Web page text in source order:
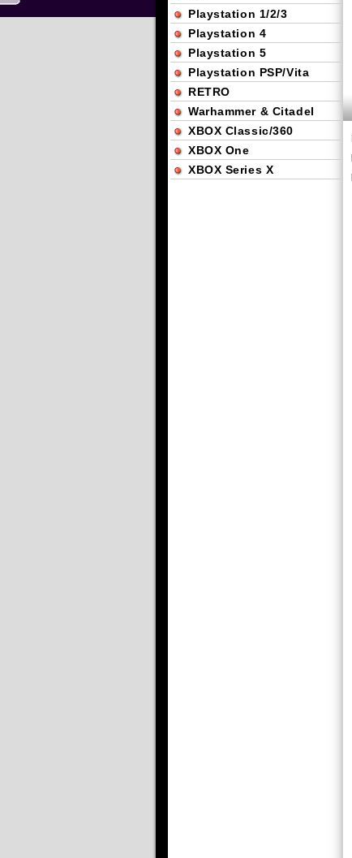
Playstation 1/2/3
Playstation 4
Playstation 5
Playstation PSP/Vita
RETRO
Warhammer & Citadel
XBOX Classic/360
XBOX One
XBOX Series X